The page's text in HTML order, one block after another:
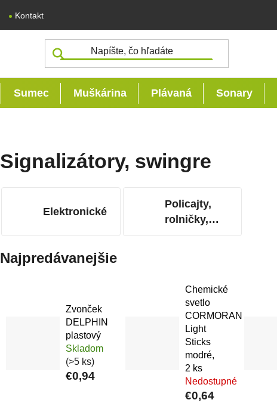
Kontakt
Sumec Muškárina Plávaná Sonary
Signalizátory, swingre
Elektronické
Policajty,
rolničky,
Najpredávanejšie
Zvonček
DELPHIN
plastový
Skladom
(>5 ks)
€0,94
Chemické
svetlo
CORMORAN
Light
Sticks
modré,
2 ks
Nedostupné
€0,64